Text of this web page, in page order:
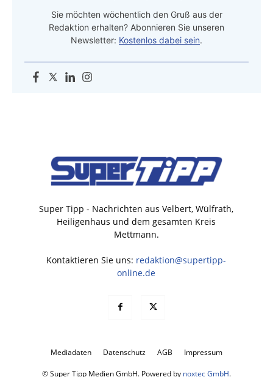
Sie möchten wöchentlich den Gruß aus der
Redaktion erhalten? Abonnieren Sie unseren
Newsletter: Kostenlos dabei sein.
Super Tipp - Nachrichten aus Velbert, Wülfrath,
Heiligenhaus und dem gesamten Kreis
Mettmann.
Kontaktieren Sie uns: redaktion@supertipp-
online.de
Mediadaten Datenschutz AGB Impressum
© Super Tipp Medien GmbH. Powered by noxtec GmbH.